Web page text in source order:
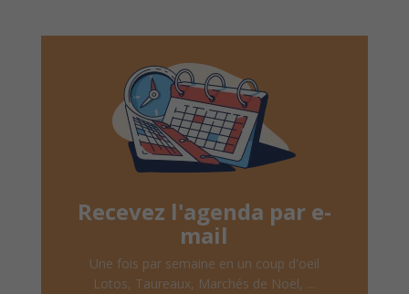
Recevez l'agenda par e-
mail
Une fois par semaine en un coup d'oeil
Lotos, Taureaux, Marchés de Noël, ...